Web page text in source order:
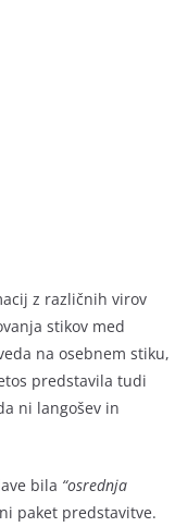
z različnih virov
stikov med
na osebnem stiku,
predstavila tudi
ni langošev in
bila “osrednja
paket predstavitve.